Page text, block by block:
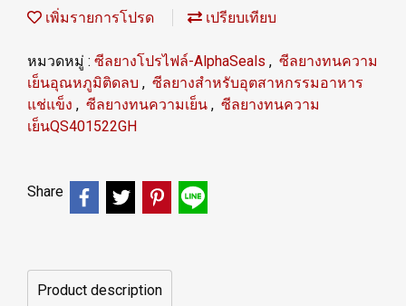
เพิ่มรายการโปรด เปรียบเทียบ
หมวดหมู่ : ซีลยางโปรไฟล์-AlphaSeals , ซีลยางทนความ
เย็นอุณหภูมิติดลบ , ซีลยางสำหรับอุตสาหกรรมอาหาร
แช่แข็ง , ซีลยางทนความเย็น , ซีลยางทนความ
เย็นQS401522GH
Share
Product description